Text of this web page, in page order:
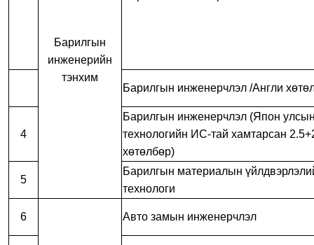
Барилгын
инженерийн
тэнхим
Барилгын инженерчлэл /Англи
4
Барилгын инженерчлэл (Япон
технологийн ИС-тай хамтарсан
хөтөлбөр)
5
Барилгын материалын
технологи
6 Авто замын инженерчлэл